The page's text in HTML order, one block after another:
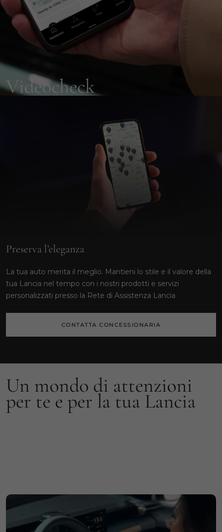
Videocheck
SCOPRI VIDEOCHECK
Preserva l’eleganza
La tua auto merita il meglio. Mantieni lo stile e il valore della
tua Lancia nel tempo con i nostri prodotti e servizi
personalizzati presso la Rete di Assistenza Lancia
CONTATTA CONCESSIONARIA
Un mondo di attenzioni
per te e per la tua Lancia